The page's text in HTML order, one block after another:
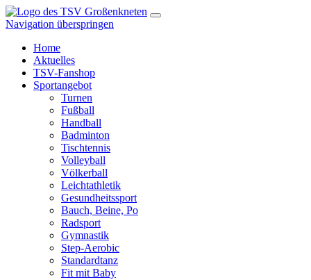
Navigation überspringen
Home
Aktuelles
TSV-Fanshop
Sportangebot
Turnen
Fußball
Handball
Badminton
Tischtennis
Volleyball
Völkerball
Leichtathletik
Gesundheitssport
Bauch, Beine, Po
Radsport
Gymnastik
Step-Aerobic
Standardtanz
Fit mit Baby